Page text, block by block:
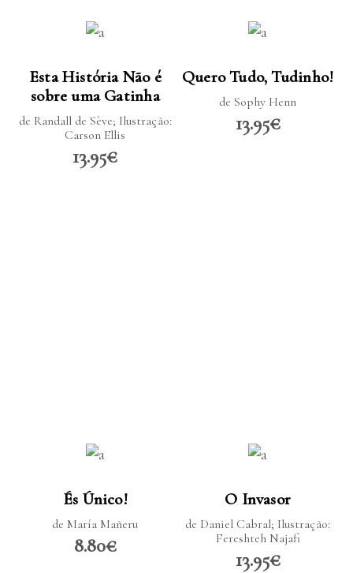
Esta História Não é
sobre uma Gatinha
de Randall de Sève; Ilustração:
Carson Ellis
13.95€
Quero Tudo, Tudinho!
de Sophy Henn
13.95€
És Único!
de María Mañeru
8.80€
O Invasor
de Daniel Cabral; Ilustração:
Fereshteh Najafi
13.95€